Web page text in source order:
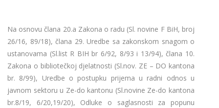
Na osnovu člana 20.a Zakona o radu (Sl. novine F BiH, broj
26/16, 89/18), člana 29. Uredbe sa zakonskom snagom o
ustanovama (Sl.list R BIH br 6/92, 8/93 i 13/94), člana 10.
Zakona o bibliotečkoj djelatnosti (Sl.nov. ZE – DO kantona
br. 8/99), Uredbe o postupku prijema u radni odnos u
javnom sektoru u Ze-do kantonu (Sl.novine Ze-do kantona
br.8/19, 6/20,19/20), Odluke o saglasnosti za popunu